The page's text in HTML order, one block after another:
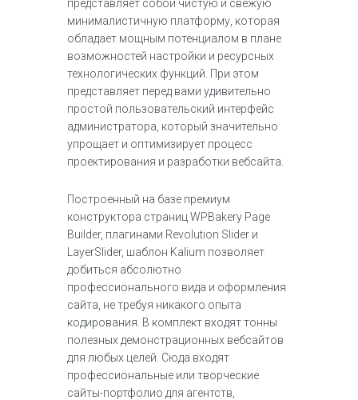
представляет собой чистую и свежую
минималистичную платформу, которая
обладает мощным потенциалом в плане
возможностей настройки и ресурсных
технологических функций. При этом
представляет перед вами удивительно
простой пользовательский интерфейс
администратора, который значительно
упрощает и оптимизирует процесс
проектирования и разработки вебсайта.
Построенный на базе премиум
конструктора страниц WPBakery Page
Builder, плагинами Revolution Slider и
LayerSlider, шаблон Kalium позволяет
добиться абсолютно
профессионального вида и оформления
сайта, не требуя никакого опыта
кодирования. В комплект входят тонны
полезных демонстрационных вебсайтов
для любых целей. Сюда входят
профессиональные или творческие
сайты-портфолио для агентств,